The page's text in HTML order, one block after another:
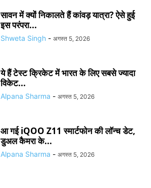
सावन में क्यों निकालते हैं कांवड़ यात्रा? ऐसे हुई
इस परंपरा...
Shweta Singh - अगस्त 5, 2026
ये हैं टेस्ट क्रिकेट में भारत के लिए सबसे ज्यादा
विकेट...
Alpana Sharma - अगस्त 5, 2026
आ गई iQOO Z11 स्मार्टफोन की लॉन्च डेट,
डुअल कैमरा के...
Alpana Sharma - अगस्त 5, 2026